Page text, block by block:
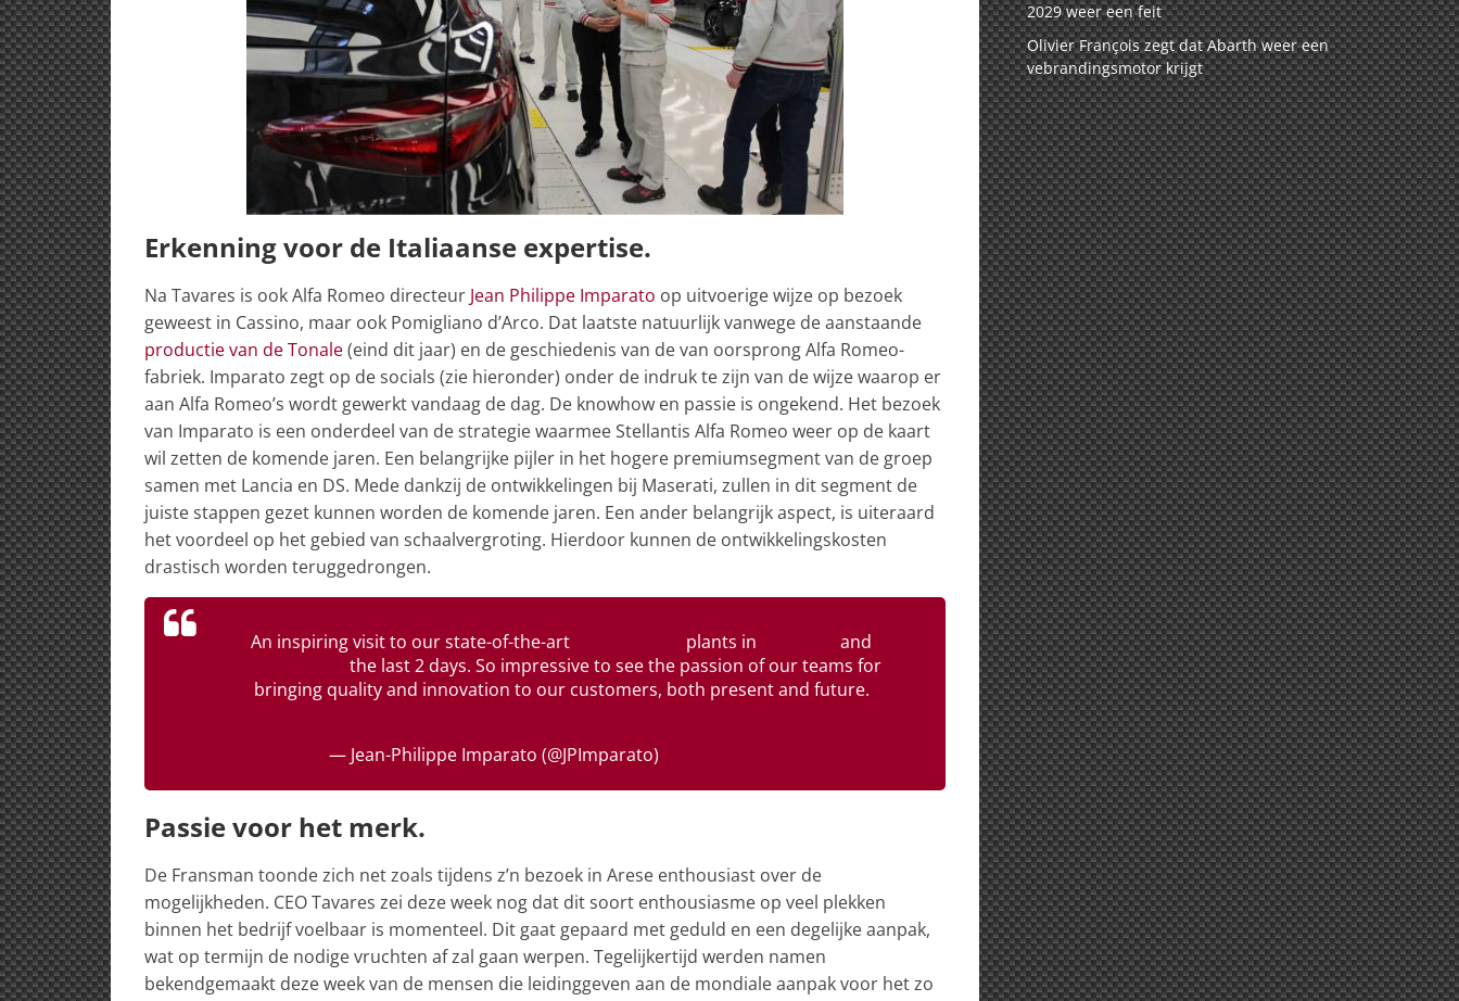
Erkenning voor de Italiaanse expertise.
Na Tavares is ook Alfa Romeo directeur Jean Philippe Imparato op uitvoerige wijze op bezoek
geweest in Cassino, maar ook Pomigliano d’Arco. Dat laatste natuurlijk vanwege de aanstaande
productie van de Tonale(eind dit jaar) en de geschiedenis van de van oorsprong Alfa Romeo-
fabriek. Imparato zegt op de socials (zie hieronder) onder de indruk te zijn van de wijze waarop er
aan Alfa Romeo’s wordt gewerkt vandaag de dag. De knowhow en passie is ongekend. Het bezoek
van Imparato is een onderdeel van de strategie waarmee Stellantis Alfa Romeo weer op de kaart
wil zetten de komende jaren. Een belangrijke pijler in het hogere premiumsegment van de groep
samen met Lancia en DS. Mede dankzij de ontwikkelingen bij Maserati, zullen in dit segment de
juiste stappen gezet kunnen worden de komende jaren. Een ander belangrijk aspect, is uiteraard
het voordeel op het gebied van schaalvergroting. Hierdoor kunnen de ontwikkelingskosten
drastisch worden teruggedrongen.
An inspiring visit to our state-of-the-art plants in
and
the last 2 days. So impressive to see the passion of our teams for
bringing quality and innovation to our customers, both present and future.
— Jean-Philippe Imparato (@JPImparato)
Passie voor het merk.
De Fransman toonde zich net zoals tijdens z’n bezoek in Arese enthousiast over de
mogelijkheden. CEO Tavares zei deze week nog dat dit soort enthousiasme op veel plekken
binnen het bedrijf voelbaar is momenteel. Dit gaat gepaard met geduld en een degelijke aanpak,
wat op termijn de nodige vruchten af zal gaan werpen. Tegelijkertijd werden namen
bekendgemaakt deze week van de mensen die leidinggeven aan de mondiale aanpak voor het zo
2029 weer een feit
Olivier François zegt dat Abarth weer een
vebrandingsmotor krijgt